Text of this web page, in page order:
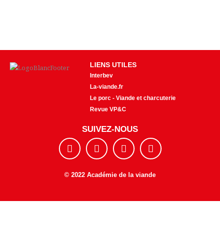
LIENS UTILES
Interbev
La-viande.fr
Le porc - Viande et charcuterie
Revue VP&C
SUIVEZ-NOUS
F
a
c
e
b
o
I
n
s
t
a
r
Y
o
u
t
u
e
E
n
v
e
l
p
© 2022 Académie de la viande